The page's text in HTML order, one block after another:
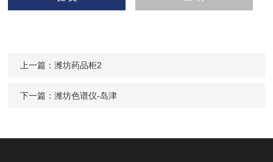
上一篇：潍坊药品柜2
下一篇：潍坊色谱仪-岛津